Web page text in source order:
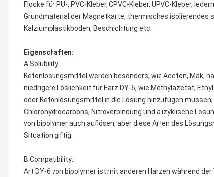
Flocke für PU-, PVC-Kleber, CPVC-Kleber, UPVC-Kleber,
Grundmaterial der Magnetkarte, thermisches isolierendes
Kalziumplastikboden, Beschichtung etc.
Eigenschaften:
A.Solubility:
Ketonlösungsmittel werden besonders, wie Aceton, Mäk,
niedrigere Löslichkeit für Harz DY-6, wie Methylazetat,
oder Ketonlösungsmittel in die Lösung hinzufügen
Chlorohydrocarbons, Nitroverbindung und alizyklische
von bipolymer auch auflösen, aber diese Arten des
Situation giftig.
B.Compatibility:
Art DY-6 von bipolymer ist mit anderen Harzen während